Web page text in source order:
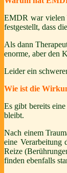
EMDR war vielen
festgestellt, dass
Als dann
enorme, aber den
Leider ein
Wie ist die
Es gibt bereits
bleibt.
Nach einem
eine Verarbeitung
Reize
finden ebenfalls